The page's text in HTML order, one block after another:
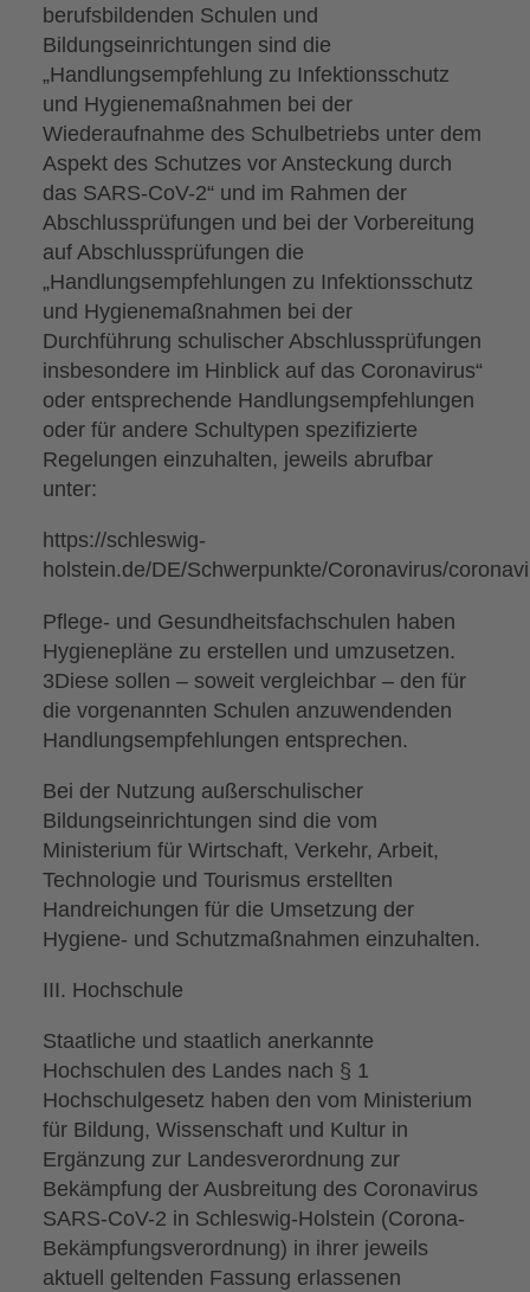
berufsbildenden Schulen und
Bildungseinrichtungen sind die
„Handlungsempfehlung zu Infektionsschutz
und Hygienemaßnahmen bei der
Wiederaufnahme des Schulbetriebs unter dem
Aspekt des Schutzes vor Ansteckung durch
das SARS-CoV-2“ und im Rahmen der
Abschlussprüfungen und bei der Vorbereitung
auf Abschlussprüfungen die
„Handlungsempfehlungen zu Infektionsschutz
und Hygienemaßnahmen bei der
Durchführung schulischer Abschlussprüfungen
insbesondere im Hinblick auf das Coronavirus“
oder entsprechende Handlungsempfehlungen
oder für andere Schultypen spezifizierte
Regelungen einzuhalten, jeweils abrufbar
unter:
https://schleswig-
holstein.de/DE/Schwerpunkte/Coronavirus/
Pflege- und Gesundheitsfachschulen haben
Hygienepläne zu erstellen und umzusetzen.
3Diese sollen – soweit vergleichbar – den für
die vorgenannten Schulen anzuwendenden
Handlungsempfehlungen entsprechen.
Bei der Nutzung außerschulischer
Bildungseinrichtungen sind die vom
Ministerium für Wirtschaft, Verkehr, Arbeit,
Technologie und Tourismus erstellten
Handreichungen für die Umsetzung der
Hygiene- und Schutzmaßnahmen einzuhalten.
III. Hochschule
Staatliche und staatlich anerkannte
Hochschulen des Landes nach § 1
Hochschulgesetz haben den vom Ministerium
für Bildung, Wissenschaft und Kultur in
Ergänzung zur Landesverordnung zur
Bekämpfung der Ausbreitung des Coronavirus
SARS-CoV-2 in Schleswig-Holstein (Corona-
Bekämpfungsverordnung) in ihrer jeweils
aktuell geltenden Fassung erlassenen